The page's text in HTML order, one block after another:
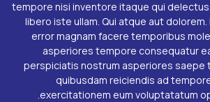
tempore nisi inventore itaque qui
libero iste ullam. Qui atque aut
error magnam facere temporibus
asperiores tempore consequatur
perspiciatis nostrum asperiores saepe
quibusdam reiciendis ad
exercitationem eum voluptatatum